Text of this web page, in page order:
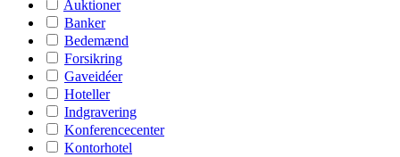
Auktioner
Banker
Bedemænd
Forsikring
Gaveidéer
Hoteller
Indgravering
Konferencecenter
Kontorhotel